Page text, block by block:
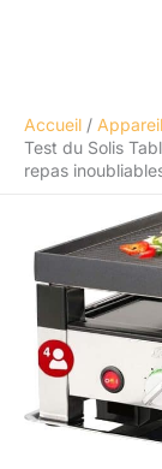
Accueil
Test du Solis
repas